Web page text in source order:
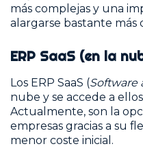
más complejas y una
alargarse bastante más
ERP SaaS (en la
Los ERP SaaS (Software
nube y se accede a
Actualmente, son la
empresas gracias a su
menor coste inicial.